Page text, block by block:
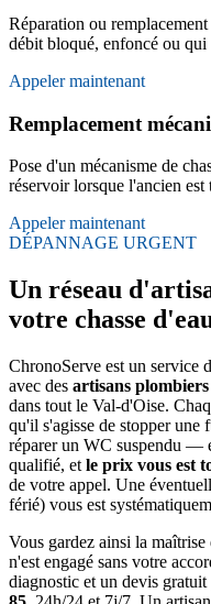
Réparation ou
débit bloqué, enfoncé ou qui
Appeler maintenant
Remplacement
Pose d'un mécanisme de
réservoir lorsque l'ancien est
Appeler maintenant
DÉPANNAGE URGENT
Un réseau
votre chasse
ChronoServe est un service
avec des artisans
dans tout le Val-d'Oise.
qu'il s'agisse de stopper une
réparer un WC suspendu —
qualifié, et le prix vous est
de votre appel. Une
férié) vous est
Vous gardez ainsi la
n'est engagé sans votre
diagnostic et un devis gratuit